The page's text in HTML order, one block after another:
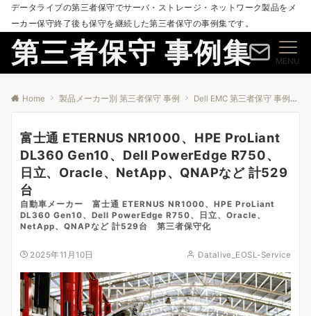
データライブの第三者保守でサーバ・ストレージ・ネットワーク製品をメ
ーカー保守終了後も保守を継続した第三者保守の事例集です。
第三者保守 事例集 MENU
Home 製品メーカー別 第三者保守 事例 Dell EMC 第三者保守 事例
富士通 ETERNUS NR1000、HPE ProLiant
DL360 Gen10、Dell PowerEdge R750、
日立、Oracle、NetApp、QNAPなど 計529
台
自動車メーカー 富士通 ETERNUS NR1000、HPE ProLiant
DL360 Gen10、Dell PowerEdge R750、日立、Oracle、
NetApp、QNAPなど 計529台 第三者保守化
2025年11月10日 Datalive_EOSL-Service